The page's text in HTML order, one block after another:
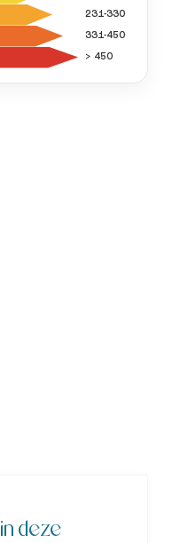
231-330
331-450
> 450
deze